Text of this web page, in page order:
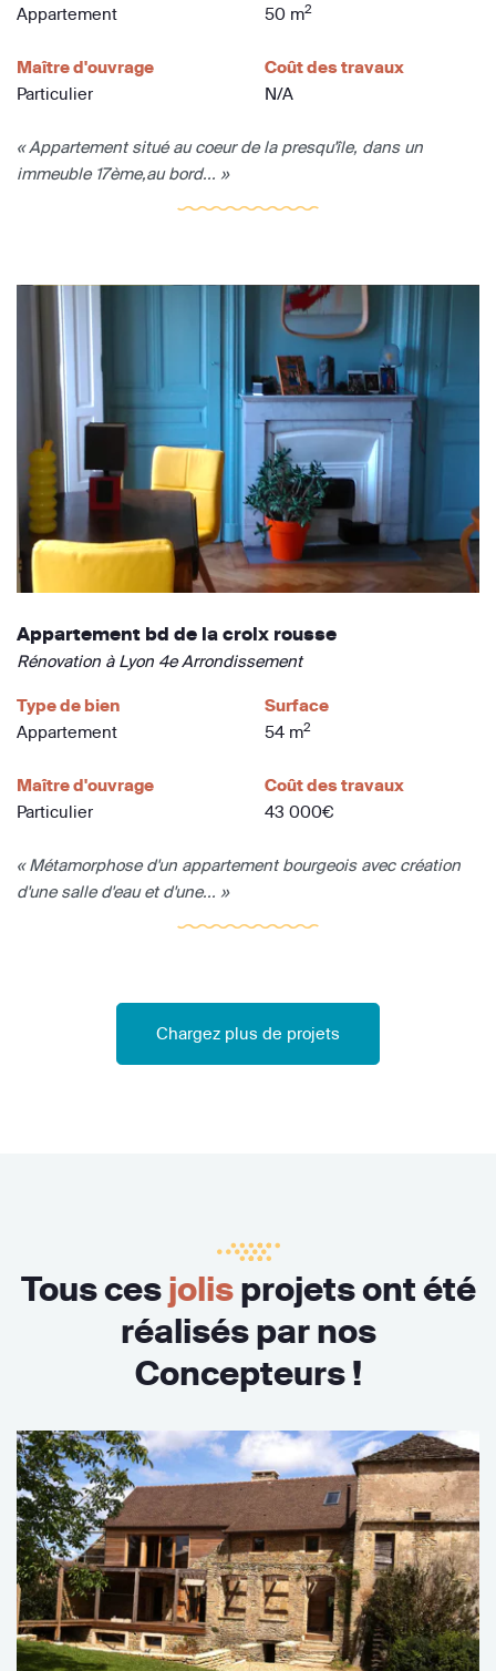
Appartement 50 m2
Maître d'ouvrage
Particulier
Coût des travaux
N/A
« Appartement situé au coeur de la presqu'île, dans un
immeuble 17ème,au bord... »
Appartement bd de la croix rousse
Rénovation à Lyon 4e Arrondissement
Type de bien
Appartement
Surface
54 m2
Maître d'ouvrage
Particulier
Coût des travaux
43 000€
« Métamorphose d'un appartement bourgeois avec création
d'une salle d'eau et d'une... »
Chargez plus de projets
Tous cesjolisprojets ont été
réalisés par nos
Concepteurs !